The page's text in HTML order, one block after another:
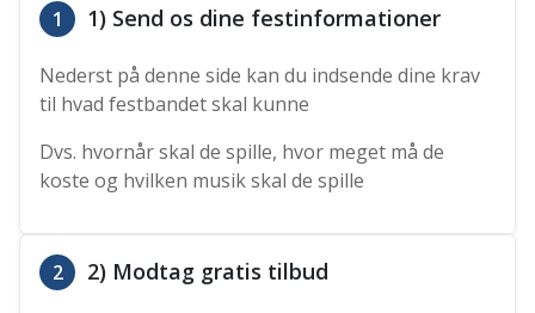
1 1) Send os dine festinformationer
Nederst på denne side kan du indsende dine krav
til hvad festbandet skal kunne
Dvs. hvornår skal de spille, hvor meget må de
koste og hvilken musik skal de spille
2 2) Modtag gratis tilbud